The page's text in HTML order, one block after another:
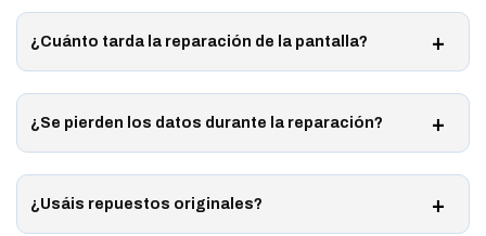
¿Cuánto tarda la reparación de la pantalla?
¿Se pierden los datos durante la reparación?
¿Usáis repuestos originales?